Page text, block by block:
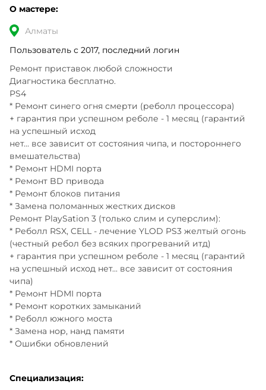
О мастере:
Алматы
Пользователь с 2017, последний логин
Ремонт приставок любой сложности
Диагностика бесплатно.
PS4
* Ремонт синего огня смерти (реболл процессора)
+ гарантия при успешном реболе - 1 месяц (гарантий
на успешный исход
нет... все зависит от состояния чипа, и постороннего
вмешательства)
* Ремонт HDMI порта
* Ремонт BD привода
* Ремонт блоков питания
* Замена поломанных жестких дисков
Ремонт PlaySation 3 (только слим и суперслим):
* Реболл RSX, CELL - лечение YLOD PS3 желтый огонь
(честный ребол без всяких прогреваний итд)
+ гарантия при успешном реболе - 1 месяц (гарантий
на успешный исход нет... все зависит от состояния
чипа)
* Ремонт HDMI порта
* Ремонт коротких замыканий
* Реболл южного моста
* Замена нор, нанд памяти
* Ошибки обновлений
Специализация: